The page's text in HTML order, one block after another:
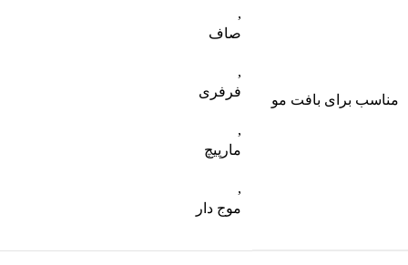
مناسب برای بافت مو
,
صاف
,
فرفری
,
مارپیچ
,
موج دار